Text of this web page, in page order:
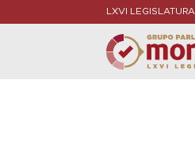
LXVI LEGISLATURA